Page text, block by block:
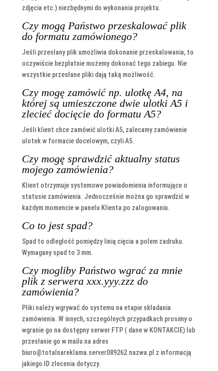
zdjęcia etc.) niezbędnymi do wykonania projektu.
Czy mogą Państwo przeskalować plik
do formatu zamówionego?
Jeśli przesłany plik umożliwia dokonanie przeskalowania, to
oczywiście bezpłatnie możemy dokonać tego zabiegu. Nie
wszystkie przesłane pliki dają taką możliwość.
Czy mogę zamówić np. ulotkę A4, na
której są umieszczone dwie ulotki A5 i
zlecieć docięcie do formatu A5?
Jeśli klient chce zamówić ulotki A5, zalecamy zamówienie
ulotek w formacie docelowym, czyli A5.
Czy mogę sprawdzić aktualny status
mojego zamówienia?
Klient otrzymuje systemowe powiadomienia informujące o
statusie zamówienia. Jednocześnie można go sprawdzić w
każdym momencie w panelu Klienta po zalogowaniu.
Co to jest spad?
Spad to odległość pomiędzy linią cięcia a polem zadruku.
Wymagany spad to 3 mm.
Czy mogliby Państwo wgrać za mnie
plik z serwera xxx.yyy.zzz do
zamówienia?
Pliki należy wgrywać do systemu na etapie składania
zamówienia. W innych, szczególnych przypadkach prosimy o
wgranie go na dostępny serwer FTP ( dane w KONTAKCIE) lub
przesłanie go w mailu na adres
biuro@totalnareklama.server089262.nazwa.pl z informacją
jakiego ID zlecenia dotyczy.